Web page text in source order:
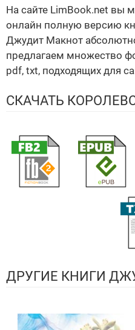
На сайте LimBook.net вы
онлайн полную версию
Джудит Макнот
предлагаем множество
pdf, txt, подходящих для
СКАЧАТЬ
ДРУГИЕ КНИГИ